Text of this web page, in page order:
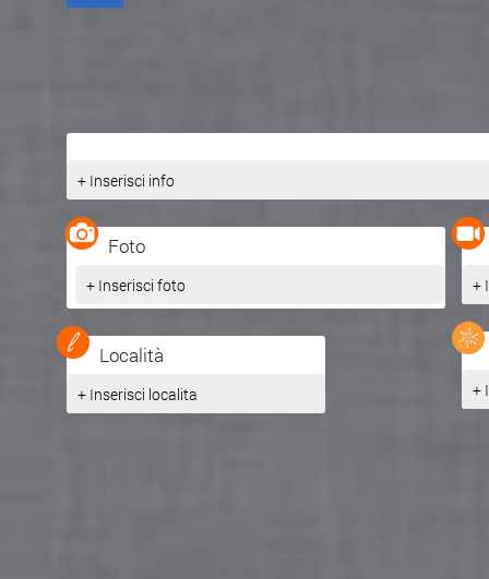
+ Inserisci info
Foto
+ Inserisci foto
Località
+ Inserisci localita
+
+